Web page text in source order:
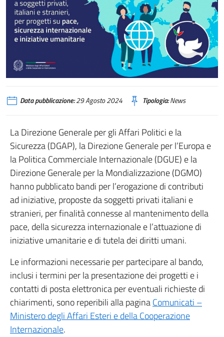
Data pubblicazione:29 Agosto 2024 Tipologia:News
La Direzione Generale per gli Affari Politici e la
Sicurezza (DGAP), la Direzione Generale per l’Europa e
la Politica Commerciale Internazionale (DGUE) e la
Direzione Generale per la Mondializzazione (DGMO)
hanno pubblicato bandi per l’erogazione di contributi
ad iniziative, proposte da soggetti privati italiani e
stranieri, per finalità connesse al mantenimento della
pace, della sicurezza internazionale e l’attuazione di
iniziative umanitarie e di tutela dei diritti umani.
Le informazioni necessarie per partecipare al bando,
inclusi i termini per la presentazione dei progetti e i
contatti di posta elettronica per eventuali richieste di
chiarimenti, sono reperibili alla paginaComunicati –
Ministero degli Affari Esteri e della Cooperazione
Internazionale.